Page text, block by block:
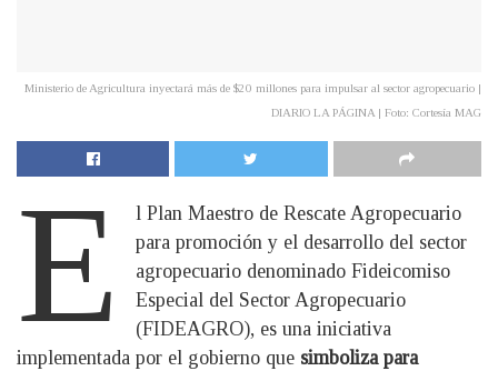
Ministerio de Agricultura inyectará más de $20 millones para impulsar al sector agropecuario |
DIARIO LA PÁGINA | Foto: Cortesía MAG
E
l Plan Maestro de Rescate Agropecuario
para promoción y el desarrollo del sector
agropecuario denominado Fideicomiso
Especial del Sector Agropecuario
(FIDEAGRO), es una iniciativa
implementada por el gobierno que simboliza para